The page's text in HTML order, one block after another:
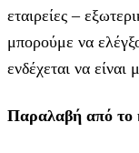
εταιρείες –
μπορούμε να
ενδέχεται να είναι
Παραλαβή από το